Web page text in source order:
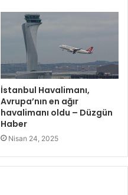
İstanbul Havalimanı,
Avrupa’nın en ağır
havalimanı oldu – Düzgün
Haber
Nisan 24, 2025